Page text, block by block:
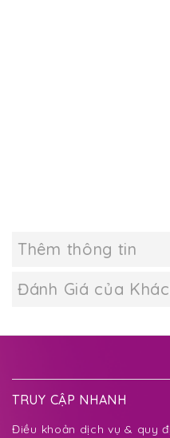
Thêm thông tin
Đánh Giá của
TRUY CẬP NHANH
Điều khoản dịch vụ & quy